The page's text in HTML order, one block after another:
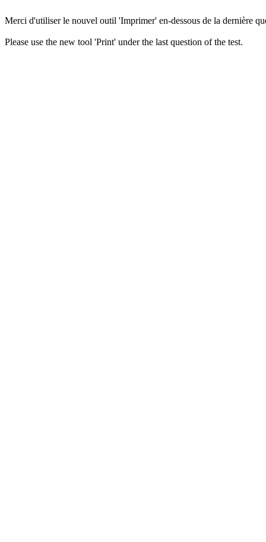
Merci d'utiliser le nouvel outil 'Imprimer' en-dessous de la dernière
Please use the new tool 'Print' under the last question of the test.